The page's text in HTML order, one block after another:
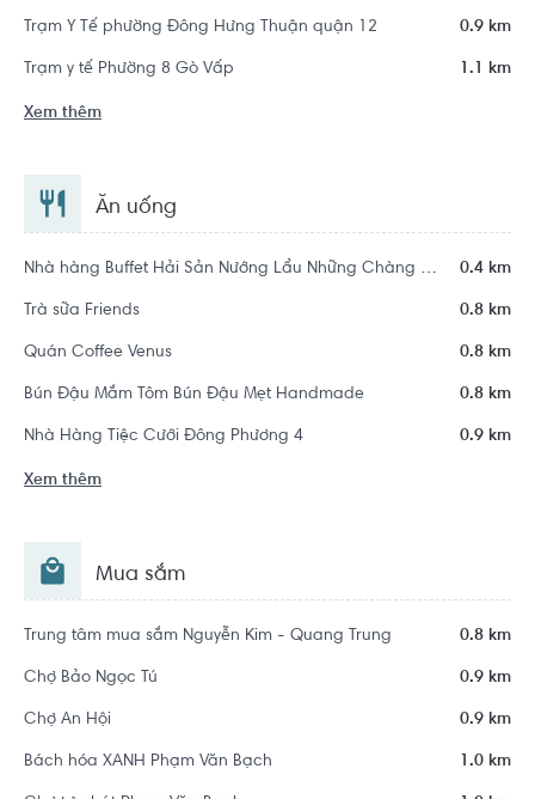
Trạm Y Tế phường Đông Hưng Thuận quận 12 0.9 km
Trạm y tế Phường 8 Gò Vấp 1.1 km
Xem thêm
Ăn uống
Nhà hàng Buffet Hải Sản Nướng Lẩu Những Chàng Trai 0.4 km
Trà sữa Friends 0.8 km
Quán Coffee Venus 0.8 km
Bún Đậu Mắm Tôm Bún Đậu Mẹt Handmade 0.8 km
Nhà Hàng Tiệc Cưới Đông Phương 4 0.9 km
Xem thêm
Mua sắm
Trung tâm mua sắm Nguyễn Kim - Quang Trung 0.8 km
Chợ Bảo Ngọc Tú 0.9 km
Chợ An Hội 0.9 km
Bách hóa XANH Phạm Văn Bạch 1.0 km